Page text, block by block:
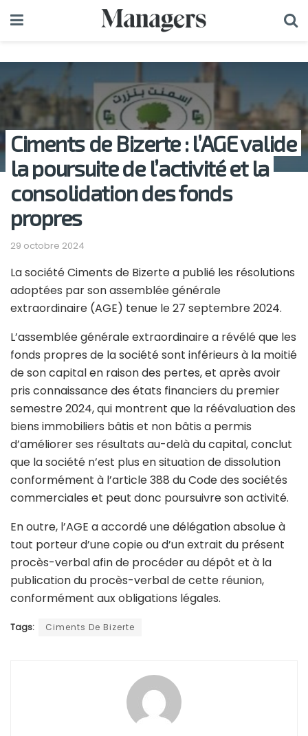
Ciments de Bizerte : l’AGE valide
la poursuite de l’activité et la
consolidation des fonds
propres
29 octobre 2024
La société Ciments de Bizerte a publié les résolutions
adoptées par son assemblée générale
extraordinaire (AGE) tenue le 27 septembre 2024.
L’assemblée générale extraordinaire a révélé que les
fonds propres de la société sont inférieurs à la moitié
de son capital en raison des pertes, et après avoir
pris connaissance des états financiers du premier
semestre 2024, qui montrent que la réévaluation des
biens immobiliers bâtis et non bâtis a permis
d’améliorer ses résultats au-delà du capital, conclut
que la société n’est plus en situation de dissolution
conformément à l’article 388 du Code des sociétés
commerciales et peut donc poursuivre son activité.
En outre, l’AGE a accordé une délégation absolue à
tout porteur d’une copie ou d’un extrait du présent
procès-verbal afin de procéder au dépôt et à la
publication du procès-verbal de cette réunion,
conformément aux obligations légales.
Tags: Ciments De Bizerte